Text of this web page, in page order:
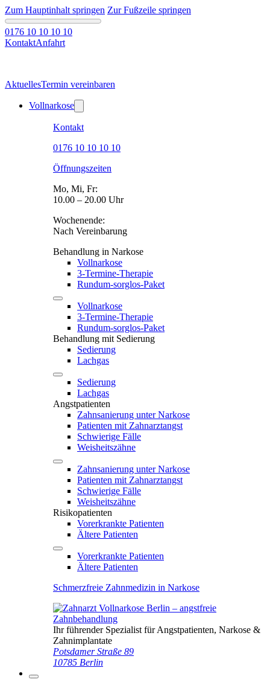
Zum Hauptinhalt springen Zur Fußzeile springen
0176 10 10 10 10
KontaktAnfahrt
AktuellesTermin vereinbaren
Vollnarkose
Kontakt
0176 10 10 10 10
Öffnungszeiten
Mo, Mi, Fr:
10.00 – 20.00 Uhr
Wochenende:
Nach Vereinbarung
Behandlung in Narkose
Vollnarkose
3-Termine-Therapie
Rundum-sorglos-Paket
Vollnarkose
3-Termine-Therapie
Rundum-sorglos-Paket
Behandlung mit Sedierung
Sedierung
Lachgas
Sedierung
Lachgas
Angstpatienten
Zahnsanierung unter Narkose
Patienten mit Zahnarztangst
Schwierige Fälle
Weisheitszähne
Zahnsanierung unter Narkose
Patienten mit Zahnarztangst
Schwierige Fälle
Weisheitszähne
Risikopatienten
Vorerkrankte Patienten
Ältere Patienten
Vorerkrankte Patienten
Ältere Patienten
Schmerzfreie Zahnmedizin in Narkose
Ihr führender Spezialist für Angstpatienten, Narkose &
Zahnimplantate
Potsdamer Straße 89
10785 Berlin